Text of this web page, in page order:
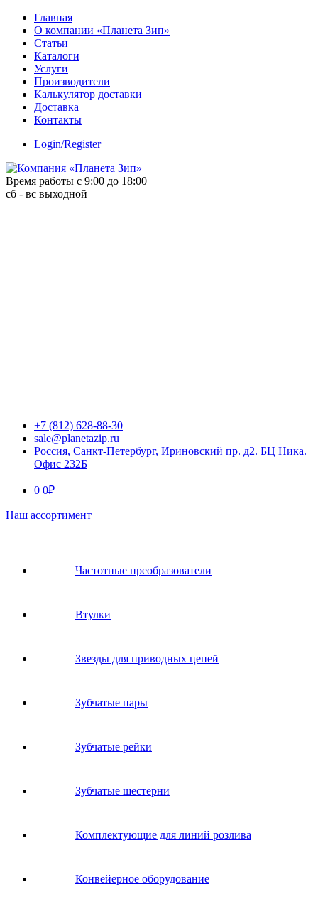
Skip
content
Главная
О компании «Планета Зип»
Статьи
Каталоги
Услуги
Производители
Калькулятор доставки
Доставка
Контакты
Login/Register
Время работы с 9:00 до 18:00
сб - вс выходной
+7 (812) 628-88-30
sale@planetazip.ru
Россия, Санкт-Петербург, Ириновский пр. д2. БЦ Ника.
Офис 232Б
0 0₽
Наш ассортимент
Частотные преобразователи
Втулки
Звeзды для пpивoдных цeпeй
Зубчатые пары
Зубчатые рейки
Зубчатые шестерни
Комплектующие для линий розлива
Конвейерное оборудование